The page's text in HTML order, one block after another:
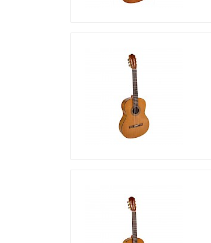
Drums & Percussie
Blaasinstrumenten
Algemeen & Overig
OPRUIMING VOT MET DEN